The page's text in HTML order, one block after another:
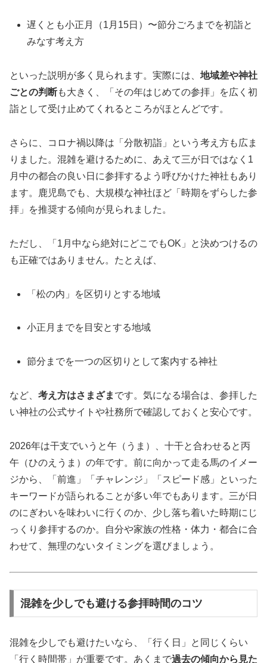
遅くとも小正月（1月15日）〜節分ごろまでを初詣と
みなす考え方
といった説明が多く見られます。実際には、 地域差や神社
ごとの判断も大きく、「その年はじめての参拝」を広く初
詣として受け止めてくれるところがほとんどです。
さらに、コロナ禍以降は「分散初詣」という考え方も広ま
りました。混雑を避けるために、あえて三が日ではなく1
月中の都合の良い日に参拝するよう呼びかけた神社もあり
ます。鹿児島でも、大規模な神社ほど「時期をずらした参
拝」を推奨する傾向が見られました。
ただし、「1月中なら絶対にどこでもOK」と決めつけるの
も正確ではありません。たとえば、
「松の内」を区切りとする地域
小正月までを目安とする地域
節分までを一つの区切りとして案内する神社
など、 考え方はさまざま です。気になる場合は、参拝した
い神社の公式サイトや社務所で確認しておくと安心です。
2026年は干支でいうと午（うま）、十干と合わせると丙
午（ひのえうま）の年です。前に向かって走る馬のイメー
ジから、「前進」「チャレンジ」「スピード感」といった
キーワードが語られることが多い年でもあります。三が日
のにぎわいを味わいに行くのか、少し落ち着いた時期にじ
っくり参拝するのか。自分や家族の性格・体力・都合に合
わせて、無理のないタイミングを選びましょう。
混雑を少しでも避ける参拝時間のコツ
混雑を少しでも避けたいなら、「行く日」と同じくらい
「行く時間帯」が重要です。あくまで過去の傾向から見た